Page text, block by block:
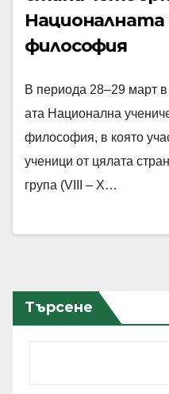
Националната
философия
В периода 28–29 март
ата Национална
философия, в която
ученици от цялата
група (VIII – X…
Търсене